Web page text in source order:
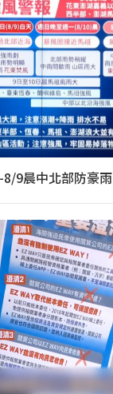
9晨中北部防豪雨